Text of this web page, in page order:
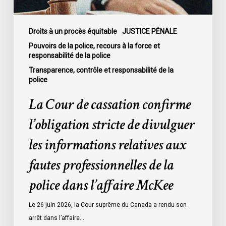
Droits à un procès équitable
JUSTICE PÉNALE
Pouvoirs de la police, recours à la force et
responsabilité de la police
Transparence, contrôle et responsabilité de la
police
les
informations
relatives
fautes
professionnelles
police
dans
McKee
La Cour de cassation confirme
l’obligation stricte de divulguer
les informations relatives aux
fautes professionnelles de la
police dans l’affaire McKee
Le 26 juin 2026, la Cour suprême du Canada a rendu son
arrêt dans l’affaire…